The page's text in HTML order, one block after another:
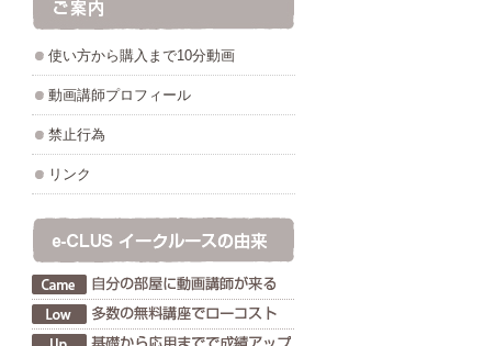
使い方から購入まで10分動画
動画講師プロフィール
禁止行為
リンク